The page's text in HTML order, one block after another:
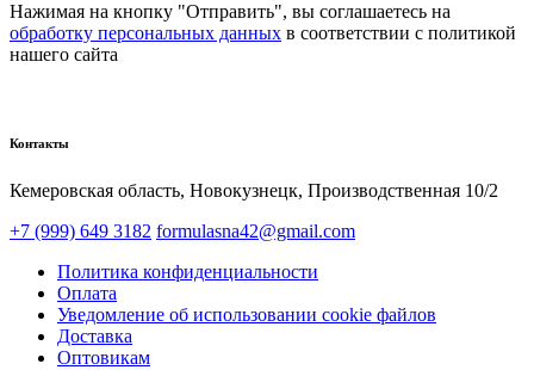
Нажимая на кнопку "Отправить", вы соглашаетесь на
обработку персональных данных в соответствии с политикой
нашего сайта
Контакты
Кемеровская область, Новокузнецк,​ Производственная 10/2
+7 (999) 649 3182 formulasna42@gmail.com
Политика конфиденциальности
Оплата
Уведомление об использовании cookie файлов
Доставка
Оптовикам